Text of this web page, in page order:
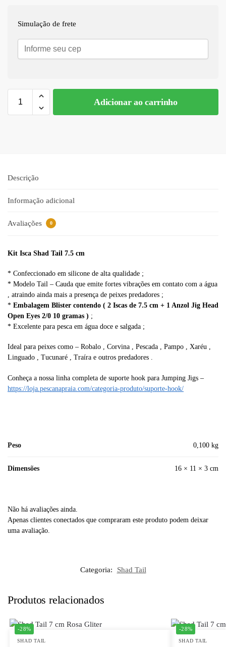
Simulação de frete
Adicionar ao carrinho
n
t
v
Descrição
Informação adicional
Avaliações 0
Kit Isca Shad Tail 7.5 cm
* Confeccionado em silicone de alta qualidade ;
* Modelo Tail – Cauda que emite fortes vibrações em contato com a água
, atraindo ainda mais a presença de peixes predadores ;
* Embalagem Blister contendo ( 2 Iscas de 7.5 cm + 1 Anzol Jig Head
Open Eyes 2/0 10 gramas ) ;
* Excelente para pesca em água doce e salgada ;
Ideal para peixes como – Robalo , Corvina , Pescada , Pampo , Xaréu ,
Linguado , Tucunaré , Traíra e outros predadores .
Conheça a nossa linha completa de suporte hook para Jumping Jigs –
https://loja.pescanapraia.com/categoria-produto/suporte-hook/
Peso 0,100 kg
Dimensões 16 × 11 × 3 cm
Não há avaliações ainda.
Apenas clientes conectados que compraram este produto podem deixar
uma avaliação.
Categoria: Shad Tail
Produtos relacionados
-28%
SHAD TAIL
-28%
SHAD TAIL